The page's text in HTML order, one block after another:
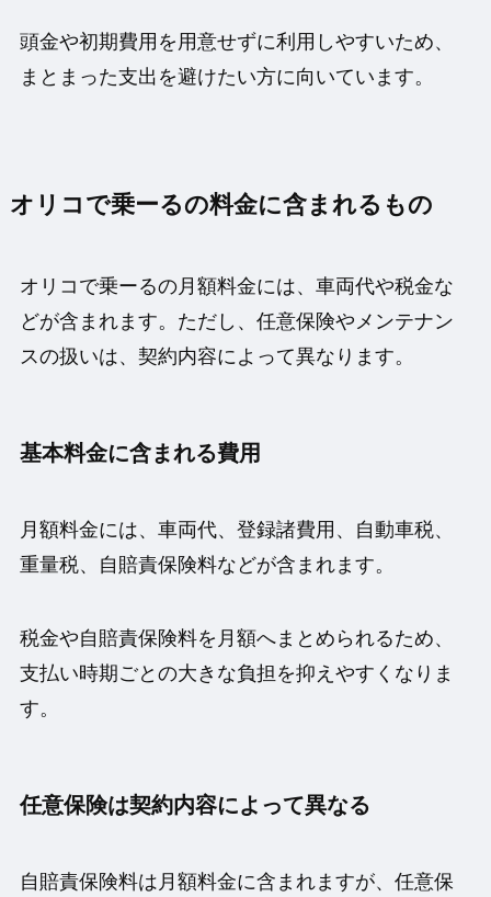
頭金や初期費用を用意せずに利用しやすいため、
まとまった支出を避けたい方に向いています。
オリコで乗ーるの料金に含まれるもの
オリコで乗ーるの月額料金には、車両代や税金な
どが含まれます。ただし、任意保険やメンテナン
スの扱いは、契約内容によって異なります。
基本料金に含まれる費用
月額料金には、車両代、登録諸費用、自動車税、
重量税、自賠責保険料などが含まれます。
税金や自賠責保険料を月額へまとめられるため、
支払い時期ごとの大きな負担を抑えやすくなりま
す。
任意保険は契約内容によって異なる
自賠責保険料は月額料金に含まれますが、任意保